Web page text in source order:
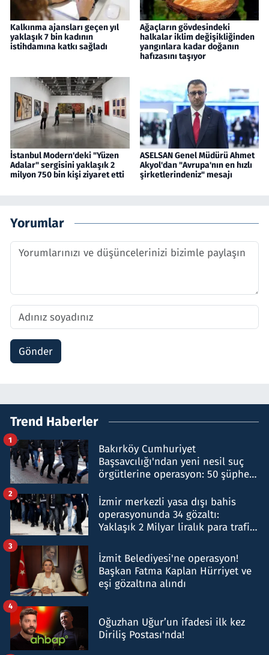
Kalkınma ajansları geçen yıl
yaklaşık 7 bin kadının
istihdamına katkı sağladı
Ağaçların gövdesindeki
halkalar iklim değişikliğinden
yangınlara kadar doğanın
hafızasını taşıyor
İstanbul Modern'deki "Yüzen
Adalar" sergisini yaklaşık 2
milyon 750 bin kişi ziyaret etti
ASELSAN Genel Müdürü Ahmet
Akyol'dan "Avrupa'nın en hızlı
şirketlerindeniz" mesajı
Yorumlar
Gönder
Trend Haberler
Bakırköy Cumhuriyet
Başsavcılığı'ndan yeni nesil suç
örgütlerine operasyon: 50 şüpheli
1
İzmir merkezli yasa dışı bahis
operasyonunda 34 gözaltı:
Yaklaşık 2 Milyar liralık para trafiği
2
İzmit Belediyesi'ne operasyon!
Başkan Fatma Kaplan Hürriyet ve
eşi gözaltına alındı
3
Oğuzhan Uğur’un ifadesi ilk kez
Diriliş Postası'nda!
4